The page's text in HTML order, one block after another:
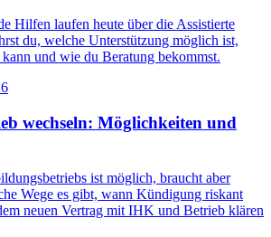
Hilfen laufen heute über die Assistierte
du, welche Unterstützung möglich ist,
und wie du Beratung bekommst.
wechseln: Möglichkeiten und
ist möglich, braucht aber
Wege es gibt, wann Kündigung riskant
neuen Vertrag mit IHK und Betrieb klären